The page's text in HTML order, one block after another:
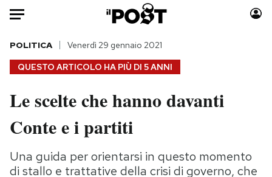
Auto
HOME
Italia
Politica
Tecnologia
Internet
Moda
Storie/Idee
Ok Boomer!
QUESTO ARTICOLO HA PIÙ DI 5 ANNI
POLITICA Venerdì 29 gennaio 2021
Le scelte che hanno davanti
Conte e i partiti
Una guida per orientarsi in questo momento
di stallo e trattative della crisi di governo, che